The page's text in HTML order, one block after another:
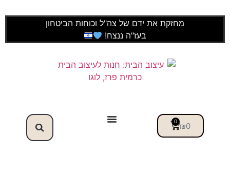
מחזקת את ידם של צה"ל וכוחות הביטחון
בעז"ה ננצח!
₪0
0